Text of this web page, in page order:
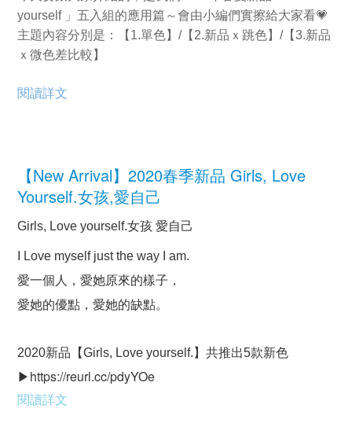
yourself 」五入組的應用篇～會由小編們實擦給大家看💗
主題內容分別是：【1.單色】/【2.新品ｘ跳色】/【3.新品
ｘ微色差比較】
閱讀詳文
【New Arrival】2020春季新品 Girls, Love
Yourself.女孩,愛自己
Girls, Love yourself.女孩 愛自己
I Love myself just the way I am.
愛一個人，愛她原來的樣子，
愛她的優點，愛她的缺點。
2020新品【Girls, Love yourself.】共推出5款新色
▶ https://reurl.cc/pdyYOe
閱讀詳文